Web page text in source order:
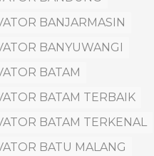
BANJARMASIN
BANYUWANGI
BATAM
BATAM TERBAIK
BATAM TERKENAL
BATU MALANG